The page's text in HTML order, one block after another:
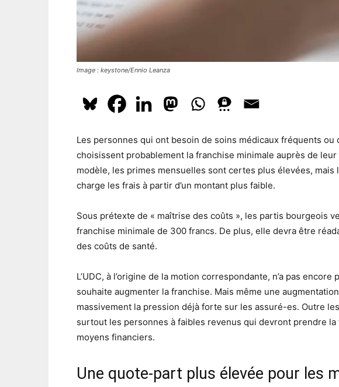
Image : keystone/Ennio Leanza
Les personnes qui ont besoin de soins médicaux fréquents
choisissent probablement la franchise minimale auprès de
modèle, les primes mensuelles sont certes plus élevées, mais
charge les frais à partir d’un montant plus faible.
Sous prétexte de « maîtrise des coûts », les partis bourgeois
franchise minimale de 300 francs. De plus, elle devra être
des coûts de santé.
L’UDC, à l’origine de la motion correspondante, n’a pas
souhaite augmenter la franchise. Mais même une
massivement la pression déjà forte sur les assuré-es. Outre
surtout les personnes à faibles revenus qui devront prendre
moyens financiers.
Une quote-part plus élevée pour les